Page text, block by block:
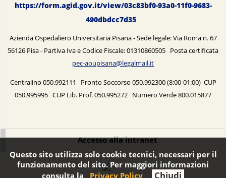
https://form.agid.gov.it/view/03c83bf0-93a0-11f0-9683-
490dbdcc7d35
Azienda Ospedaliero Universitaria Pisana - Sede legale: Via Roma n. 67
56126 Pisa - Partiva Iva e Codice Fiscale: 01310860505 Posta certificata
pec-aoupisana@legalmail.it
Centralino 050.992111 Pronto Soccorso 050.992300 (8:00-01:00) CUP
050.995995 CUP Lib. Prof. 050.995272 Numero Verde 800.015877
Accesso alla intranet
Questo sito utilizza solo cookie tecnici, necessari per il
funzionamento del sito. Per maggiori informazioni
consulta la
Privacy Policy Chiudi